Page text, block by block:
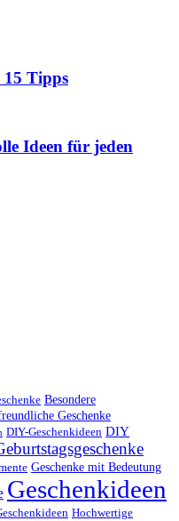
15 Tipps
Ideen für jeden
Besondere
Geschenke
DIY-Geschenkideen DIY
Geschenke mit Bedeutung
Geschenkideen
Hochwertige